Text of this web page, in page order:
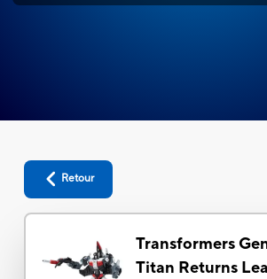
Retour
Transformers
Titan Returns